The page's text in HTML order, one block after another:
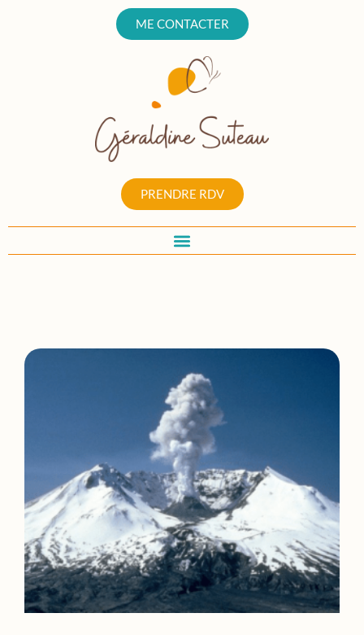
PRENDRE RDV
ME CONTACTER